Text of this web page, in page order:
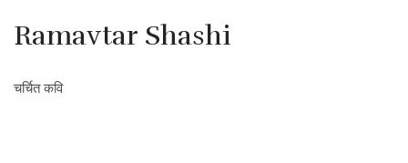
Ramavtar Shashi
चर्चित कवि